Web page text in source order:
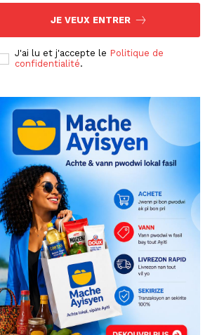
JE VEUX ENTRER
J'ai lu et j'accepte le Politique de
confidentialité.